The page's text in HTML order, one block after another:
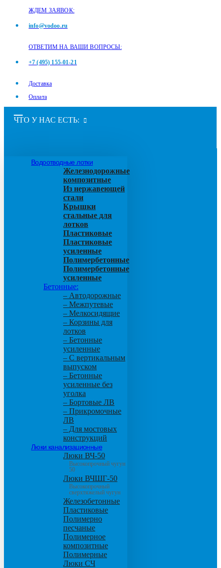
ЖДЕМ ЗАЯВОК:
info@vodoo.ru
ОТВЕТИМ НА ВАШИ ВОПРОСЫ:
+7 (495) 155-01-21
Доставка
Оплата
ЧТО У НАС ЕСТЬ:
Водоотводные лотки
Железнодорожные
композитные
Из нержавеющей
стали
Крышки
стальные для
лотков
Пластиковые
Пластиковые
усиленные
Полимербетонные
Полимербетонные
усиленные
Бетонные:
– Автодорожные
– Межпутевые
– Мелкосидящие
– Корзины для
лотков
– Бетонные
усиленные
– С вертикальным
выпуском
– Бетонные
усиленные без
уголка
– Бортовые ЛВ
– Прикромочные
ЛВ
– Для мостовых
конструкций
Люки канализационные
Люки ВЧ-50
Высокопрочный чугун
50
Люки ВЧШГ-50
Высокопрочный
сверхтяжелый чугун
Железобетонные
Пластиковые
Полимерно
песчаные
Полимерное
композитные
Полимерные
Люки СЧ